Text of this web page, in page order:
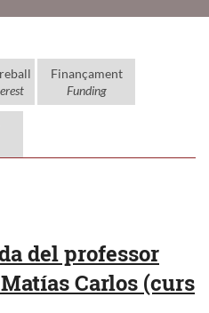
Finançament
Funding
del professor
Carlos (curs